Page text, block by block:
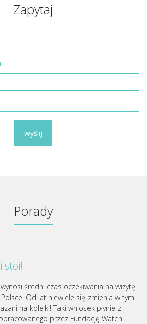
Zapytaj
wyślij
Porady
stoi!
średni czas oczekiwania na wizytę
Od lat niewiele się zmienia w tym
na kolejki! Taki wniosek płynie z
przez Fundację Watch